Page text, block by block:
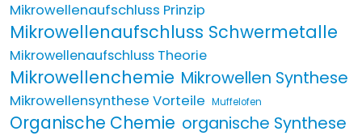
Mikrowellenaufschluss Prinzip
Mikrowellenaufschluss Schwermetalle
Mikrowellenaufschluss Theorie
Mikrowellenchemie Mikrowellen Synthese
Mikrowellensynthese Vorteile Muffelofen
Organische Chemie organische Synthese